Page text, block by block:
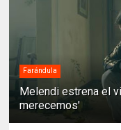
Farándula
Melendi estrena el
merecemos'